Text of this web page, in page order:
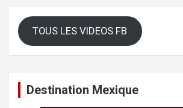
TOUS LES VIDEOS FB
Destination Mexique